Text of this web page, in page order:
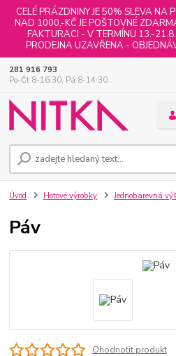
CELÉ PRÁZDNINY JE 50% SLEVA NA
NAD 1000,-KČ JE POŠTOVNÉ
FAKTURACI - V TERMÍNU 13.-
PRODEJNA UZAVŘENA -
281 916 793
Po-Čt 8-16:30, Pá 8-14:30
Úvod Hotové výrobky Jednobarevná
Páv
Ohodnotit produkt